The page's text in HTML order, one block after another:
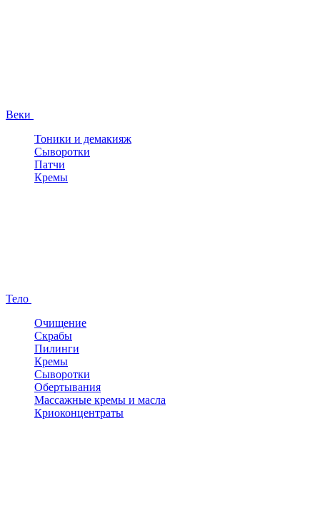
Веки
Тоники и демакияж
Сыворотки
Патчи
Кремы
Тело
Очищение
Скрабы
Пилинги
Кремы
Сыворотки
Обертывания
Массажные кремы и масла
Криоконцентраты